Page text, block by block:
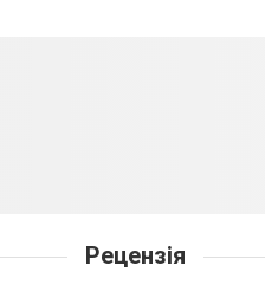
Рецензія